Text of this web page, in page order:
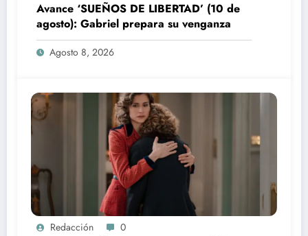
Avance ‘SUEÑOS DE LIBERTAD’ (10 de
agosto): Gabriel prepara su venganza
Agosto 8, 2026
Redacción 0